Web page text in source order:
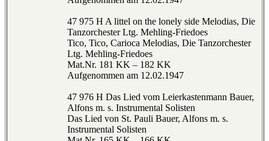
47 975 H A littel on the lonely side Melodias, Die
Tanzorchester Ltg. Mehling-Friedoes
Tico, Tico, Carioca Melodias, Die Tanzorchester
Ltg. Mehling-Friedoes
Mat.Nr. 181 KK – 182 KK
Aufgenommen am 12.02.1947
47 976 H Das Lied vom Leierkastenmann Bauer,
Alfons m. s. Instrumental Solisten
Das Lied von St. Pauli Bauer, Alfons m. s.
Instrumental Solisten